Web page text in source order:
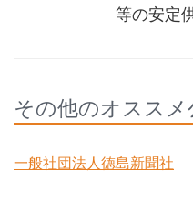
等の安定
その他のオススメ
一般社団法人徳島新聞社